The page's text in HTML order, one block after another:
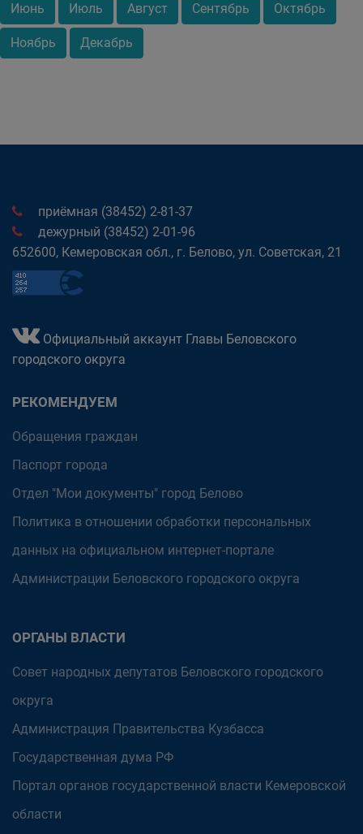
Июнь Июль Август Сентябрь Октябрь
Ноябрь Декабрь
приёмная (38452) 2-81-37
дежурный (38452) 2-01-96
652600, Кемеровская обл., г. Белово, ул. Советская, 21
Официальный аккаунт Главы Беловского
городского округа
РЕКОМЕНДУЕМ
Обращения граждан
Паспорт города
Отдел "Мои документы" город Белово
Политика в отношении обработки персональных
данных на официальном интернет-портале
Администрации Беловского городского округа
ОРГАНЫ ВЛАСТИ
Совет народных депутатов Беловского городского
округа
Администрация Правительства Кузбасса
Государственная дума РФ
Портал органов государственной власти Кемеровской
области